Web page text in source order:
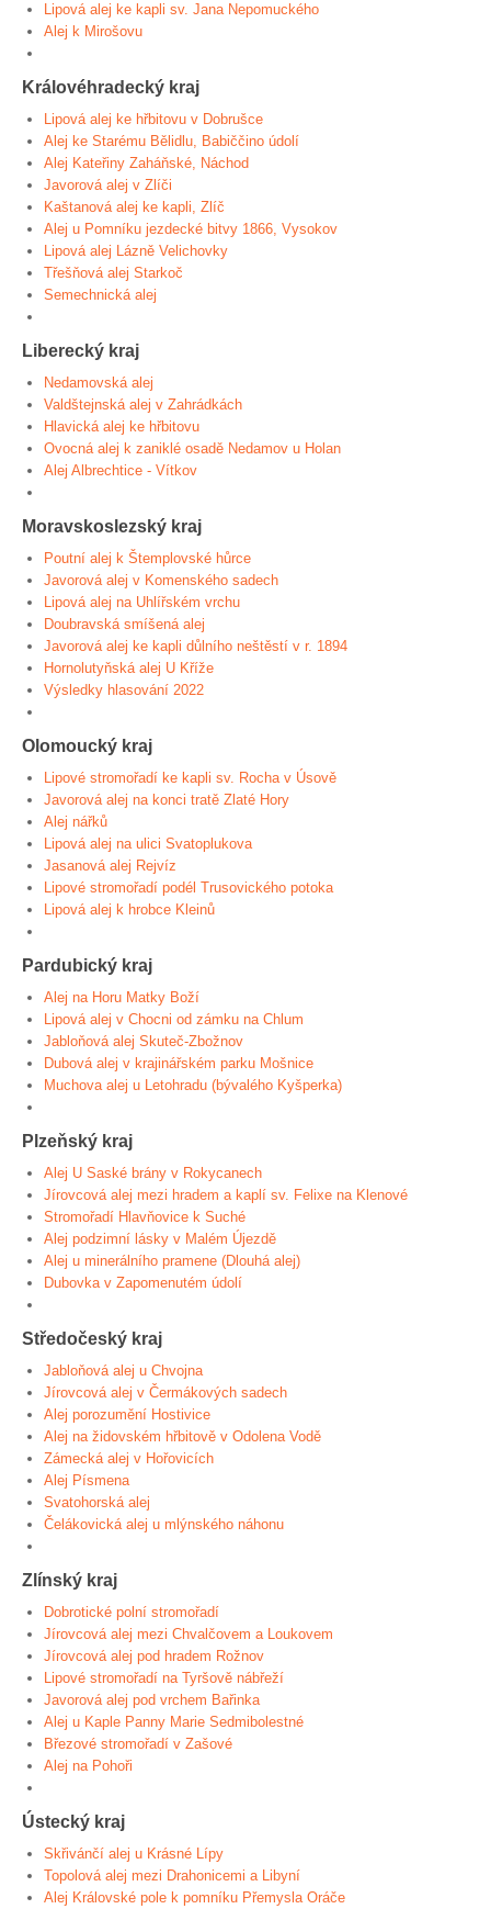
Lipová alej ke kapli sv. Jana Nepomuckého
Alej k Mirošovu
Královéhradecký kraj
Lipová alej ke hřbitovu v Dobrušce
Alej ke Starému Bělidlu, Babiččino údolí
Alej Kateřiny Zaháňské, Náchod
Javorová alej v Zlíči
Kaštanová alej ke kapli, Zlíč
Alej u Pomníku jezdecké bitvy 1866, Vysokov
Lipová alej Lázně Velichovky
Třešňová alej Starkoč
Semechnická alej
Liberecký kraj
Nedamovská alej
Valdštejnská alej v Zahrádkách
Hlavická alej ke hřbitovu
Ovocná alej k zaniklé osadě Nedamov u Holan
Alej Albrechtice - Vítkov
Moravskoslezský kraj
Poutní alej k Štemplovské hůrce
Javorová alej v Komenského sadech
Lipová alej na Uhlířském vrchu
Doubravská smíšená alej
Javorová alej ke kapli důlního neštěstí v r. 1894
Hornolutyňská alej U Kříže
Výsledky hlasování 2022
Olomoucký kraj
Lipové stromořadí ke kapli sv. Rocha v Úsově
Javorová alej na konci tratě Zlaté Hory
Alej nářků
Lipová alej na ulici Svatoplukova
Jasanová alej Rejvíz
Lipové stromořadí podél Trusovického potoka
Lipová alej k hrobce Kleinů
Pardubický kraj
Alej na Horu Matky Boží
Lipová alej v Chocni od zámku na Chlum
Jabloňová alej Skuteč-Zbožnov
Dubová alej v krajinářském parku Mošnice
Muchova alej u Letohradu (bývalého Kyšperka)
Plzeňský kraj
Alej U Saské brány v Rokycanech
Jírovcová alej mezi hradem a kaplí sv. Felixe na Klenové
Stromořadí Hlavňovice k Suché
Alej podzimní lásky v Malém Újezdě
Alej u minerálního pramene (Dlouhá alej)
Dubovka v Zapomenutém údolí
Středočeský kraj
Jabloňová alej u Chvojna
Jírovcová alej v Čermákových sadech
Alej porozumění Hostivice
Alej na židovském hřbitově v Odolena Vodě
Zámecká alej v Hořovicích
Alej Písmena
Svatohorská alej
Čelákovická alej u mlýnského náhonu
Zlínský kraj
Dobrotické polní stromořadí
Jírovcová alej mezi Chvalčovem a Loukovem
Jírovcová alej pod hradem Rožnov
Lipové stromořadí na Tyršově nábřeží
Javorová alej pod vrchem Bařinka
Alej u Kaple Panny Marie Sedmibolestné
Březové stromořadí v Zašové
Alej na Pohoři
Ústecký kraj
Skřivánčí alej u Krásné Lípy
Topolová alej mezi Drahonicemi a Libyní
Alej Královské pole k pomníku Přemysla Oráče